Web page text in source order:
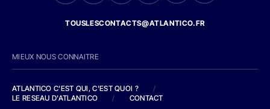
TOUSLESCONTACTS@ATLANTICO.FR
MIEUX NOUS CONNAITRE
ATLANTICO C'EST QUI, C'EST QUOI ?
/
LE RESEAU D'ATLANTICO
/ CONTACT